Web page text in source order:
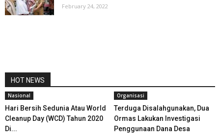
February 24, 2022
HOT NEWS
Nasional
Hari Bersih Sedunia Atau World
Cleanup Day (WCD) Tahun 2020
Di...
Organisasi
Terduga Disalahgunakan, Dua
Ormas Lakukan Investigasi
Penggunaan Dana Desa